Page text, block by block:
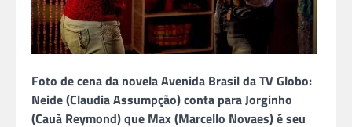
Foto de cena da novela Avenida Brasil da TV Globo:
Neide (Claudia Assumpção) conta para Jorginho
(Cauã Reymond) que Max (Marcello Novaes) é seu